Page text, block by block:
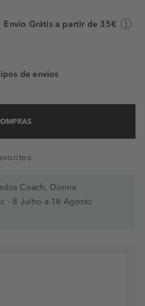
Envio Grátis a partir de 35€
de envios
Coach, Donna
- 8 Julho a 18 Agosto